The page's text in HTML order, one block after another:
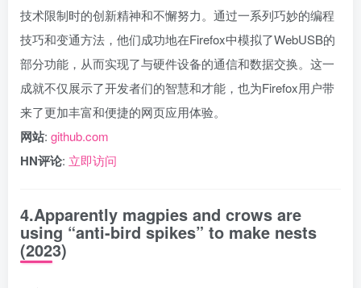
技术限制时的创新精神和不懈努力。通过一系列巧妙的编程
技巧和变通方法，他们成功地在Firefox中模拟了WebUSB的
部分功能，从而实现了与硬件设备的通信和数据交换。这一
成就不仅展示了开发者们的智慧和才能，也为Firefox用户带
来了更加丰富和便捷的网页应用体验。
网站: github.com
HN评论: 立即访问
4.Apparently magpies and crows are
using “anti-bird spikes” to make nests
(2023)